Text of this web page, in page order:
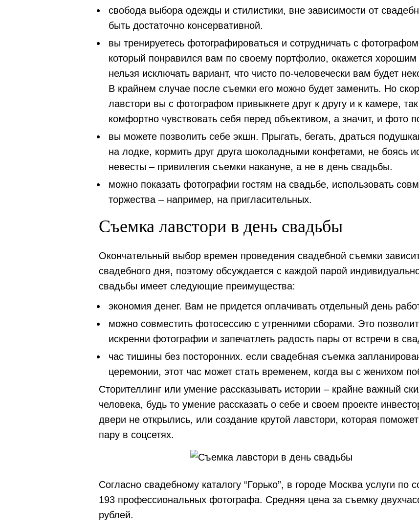
свобода выбора одежды и стилистики, вне зависимости от
быть достаточно консервативной.
вы тренируетесь фотографироваться и сотрудничать с фотографом
который понравился вам по своему портфолио, окажется
нельзя исключать вариант, что чисто по-человечески вам будет
В крайнем случае после съемки его можно будет заменить. Но
лавстори вы с фотографом привыкнете друг к другу и к камере,
комфортно чувствовать себя перед объективом, а значит, и фото
вы можете позволить себе экшн. Прыгать, бегать, драться
на лодке, кормить друг друга шоколадными конфетами, не боясь
невесты – привилегия съемки накануне, а не в день свадьбы.
можно показать фотографии гостям на свадьбе, использовать
торжества – например, на пригласительных.
Съемка лавстори в день свадьбы
Окончательный выбор времен проведения свадебной съемки
свадебного дня, поэтому обсуждается с каждой парой
свадьбы имеет следующие преимущества:
экономия денег. Вам не придется оплачивать отдельный день
можно совместить фотосессию с утренними сборами. Это
искренни фотографии и запечатлеть радость пары от встречи в
час тишины без посторонних. если свадебная съемка
церемонии, этот час может стать временем, когда вы с женихом
Сторителлинг или умение рассказывать истории – крайне важный
человека, будь то умение рассказать о себе и своем проекте
двери не открылись, или создание крутой лавстори, которая
пару в соцсетях.
Согласно свадебному каталогу “Горько”, в городе Москва услуги
193 профессиональных фотографа. Средняя цена за съемку
рублей.